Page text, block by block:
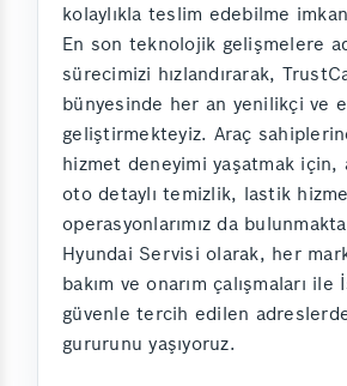
kolaylıkla teslim edebilme
En son teknolojik gelişmelere
sürecimizi hızlandırarak,
bünyesinde her an yenilikçi ve
geliştirmekteyiz. Araç
hizmet deneyimi yaşatmak için,
oto detaylı temizlik, lastik
operasyonlarımız da
Hyundai Servisi olarak, her
bakım ve onarım çalışmaları ile
güvenle tercih edilen
gururunu yaşıyoruz.